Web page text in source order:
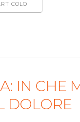
IN CHE
DOLORE